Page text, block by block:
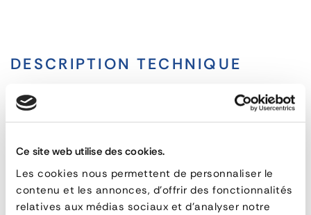
Ce site web utilise des cookies.
Les cookies nous permettent de personnaliser le
contenu et les annonces, d'offrir des fonctionnalités
relatives aux médias sociaux et d'analyser notre
DESCRIPTION TECHNIQUE
Le tendeur à levier 50 mm INOX - levier avec sécurité
par poussoir - Code: 8Z est un outil pour un ensemble
Fabrication en inox pour une meilleure résistance aux
conditions météorologiques.